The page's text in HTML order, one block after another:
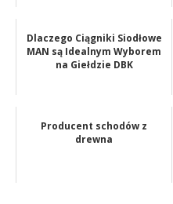
Dlaczego Ciągniki Siodłowe
MAN są Idealnym Wyborem
na Giełdzie DBK
Producent schodów z
drewna